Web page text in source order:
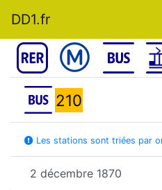
DD1.fr
210
Les stations sont triées par
2 décembre 1870